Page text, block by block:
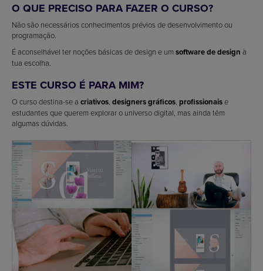
O QUE PRECISO PARA FAZER O CURSO?
Não são necessários conhecimentos prévios de desenvolvimento ou
programação.
É aconselhável ter noções básicas de design e umsoftware de design à
tua escolha.
ESTE CURSO É PARA MIM?
O curso destina-se a criativos, designers gráficos, profissionaise
estudantes que querem explorar o universo digital, mas ainda têm
algumas dúvidas.